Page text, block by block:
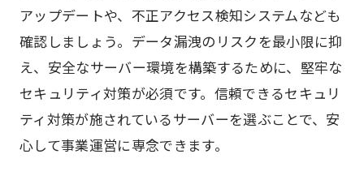
アップデートや、不正アクセス検知システムなども
確認しましょう。データ漏洩のリスクを最小限に抑
え、安全なサーバー環境を構築するために、堅牢な
セキュリティ対策が必須です。信頼できるセキュリ
ティ対策が施されているサーバーを選ぶことで、安
心して事業運営に専念できます。